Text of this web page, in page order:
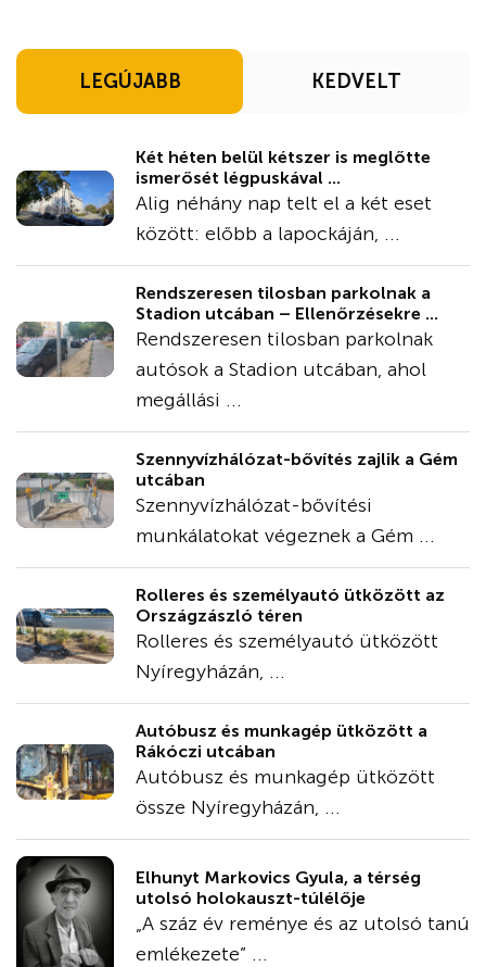
LEGÚJABB KEDVELT
Két héten belül kétszer is meglőtte
ismerősét légpuskával ...
Alig néhány nap telt el a két eset
között: előbb a lapockáján, ...
Rendszeresen tilosban parkolnak a
Stadion utcában – Ellenőrzésekre ...
Rendszeresen tilosban parkolnak
autósok a Stadion utcában, ahol
megállási ...
Szennyvízhálózat-bővítés zajlik a Gém
utcában
Szennyvízhálózat-bővítési
munkálatokat végeznek a Gém ...
Rolleres és személyautó ütközött az
Országzászló téren
Rolleres és személyautó ütközött
Nyíregyházán, ...
Autóbusz és munkagép ütközött a
Rákóczi utcában
Autóbusz és munkagép ütközött
össze Nyíregyházán, ...
Elhunyt Markovics Gyula, a térség
utolsó holokauszt-túlélője
„A száz év reménye és az utolsó tanú
emlékezete” ...